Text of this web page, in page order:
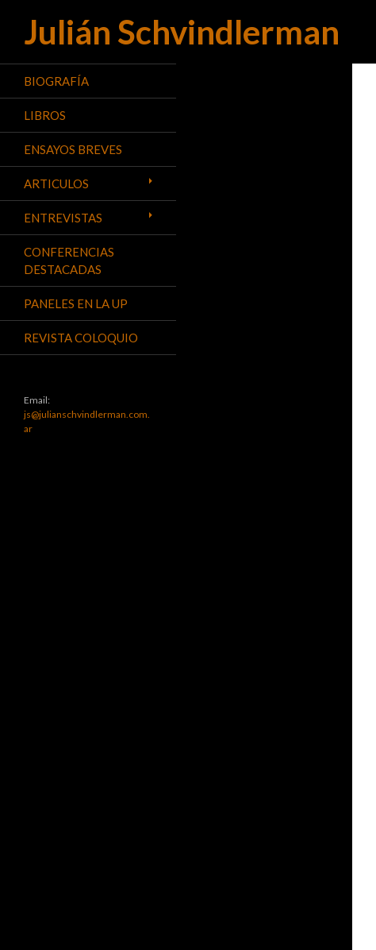
Julián Schvindlerman
Buscar
BIOGRAFÍA
LIBROS
ENSAYOS BREVES
ARTICULOS
ENTREVISTAS
CONFERENCIAS
DESTACADAS
PANELES EN LA UP
REVISTA COLOQUIO
Email:
js@julianschvindlerman.com.
ar